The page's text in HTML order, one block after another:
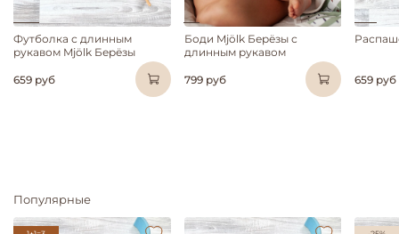
Футболка с длинным
рукавом Mjölk Берёзы
659 руб
Боди Mjölk Берёзы с
длинным рукавом
799 руб 659 руб
Популярные